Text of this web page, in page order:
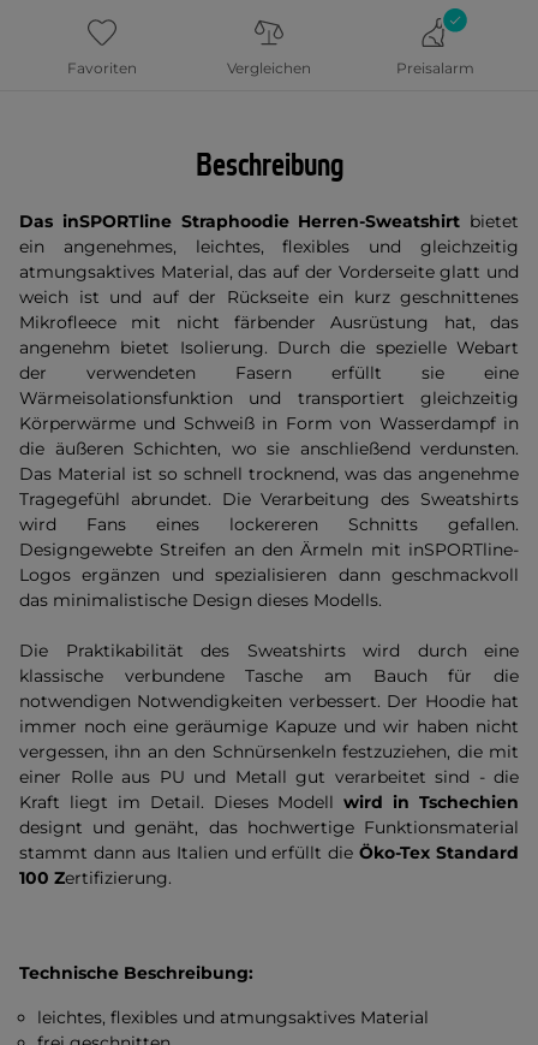
Favoriten Vergleichen Preisalarm
Beschreibung
Das inSPORTline Straphoodie Herren-Sweatshirt bietet
ein angenehmes, leichtes, flexibles und gleichzeitig
atmungsaktives Material, das auf der Vorderseite glatt und
weich ist und auf der Rückseite ein kurz geschnittenes
Mikrofleece mit nicht färbender Ausrüstung hat, das
angenehm bietet Isolierung. Durch die spezielle Webart
der verwendeten Fasern erfüllt sie eine
Wärmeisolationsfunktion und transportiert gleichzeitig
Körperwärme und Schweiß in Form von Wasserdampf in
die äußeren Schichten, wo sie anschließend verdunsten.
Das Material ist so schnell trocknend, was das angenehme
Tragegefühl abrundet. Die Verarbeitung des Sweatshirts
wird Fans eines lockereren Schnitts gefallen.
Designgewebte Streifen an den Ärmeln mit inSPORTline-
Logos ergänzen und spezialisieren dann geschmackvoll
das minimalistische Design dieses Modells.
Die Praktikabilität des Sweatshirts wird durch eine
klassische verbundene Tasche am Bauch für die
notwendigen Notwendigkeiten verbessert. Der Hoodie hat
immer noch eine geräumige Kapuze und wir haben nicht
vergessen, ihn an den Schnürsenkeln festzuziehen, die mit
einer Rolle aus PU und Metall gut verarbeitet sind - die
Kraft liegt im Detail. Dieses Modellwird in Tschechien
designt und genäht, das hochwertige Funktionsmaterial
stammt dann aus Italien und erfüllt dieÖko-Tex Standard
100 Zertifizierung.
Technische Beschreibung:
leichtes, flexibles und atmungsaktives Material